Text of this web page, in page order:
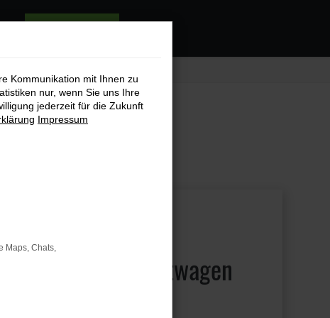
den Gebrauchtwagen
Kommunikation mit Ihnen zu
nur, wenn Sie uns Ihre
jederzeit für die Zukunft
Impressum
Maps, Chats,